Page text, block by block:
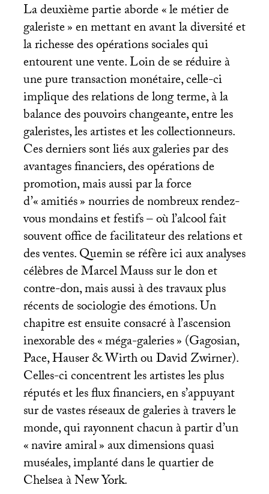
La deuxième partie aborde «le métier de
galeriste» en mettant en avant la diversité et
la richesse des opérations sociales qui
entourent une vente. Loin de se réduire à
une pure transaction monétaire, celle-ci
implique des relations de long terme, à la
balance des pouvoirs changeante, entre les
galeristes, les artistes et les collectionneurs.
Ces derniers sont liés aux galeries par des
avantages financiers, des opérations de
promotion, mais aussi par la force
d’«amitiés» nourries de nombreux rendez-
vous mondains et festifs – où l’alcool fait
souvent office de facilitateur des relations et
des ventes. Quemin se réfère ici aux analyses
célèbres de Marcel Mauss sur le don et
contre-don, mais aussi à des travaux plus
récents de sociologie des émotions. Un
chapitre est ensuite consacré à l’ascension
inexorable des «méga-galeries» (Gagosian,
Pace, Hauser & Wirth ou David Zwirner).
Celles-ci concentrent les artistes les plus
réputés et les flux financiers, en s’appuyant
sur de vastes réseaux de galeries à travers le
monde, qui rayonnent chacun à partir d’un
«navire amiral» aux dimensions quasi
muséales, implanté dans le quartier de
Chelsea à New York.